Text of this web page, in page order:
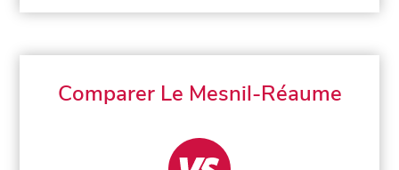
Comparer Le Mesnil-Réaume